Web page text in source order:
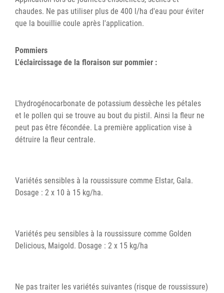
chaudes. Ne pas utiliser plus de 400 l/ha d'eau pour éviter
que la bouillie coule après l'application.
Pommiers
L'éclaircissage de la floraison sur pommier :
L'hydrogénocarbonate de potassium dessèche les pétales
et le pollen qui se trouve au bout du pistil. Ainsi la fleur ne
peut pas être fécondée. La première application vise à
détruire la fleur centrale.
Variétés sensibles à la roussissure comme Elstar, Gala.
Dosage : 2 x 10 à 15 kg/ha.
Variétés peu sensibles à la roussissure comme Golden
Delicious, Maigold. Dosage : 2 x 15 kg/ha
Ne pas traiter les variétés suivantes (risque de roussissure)